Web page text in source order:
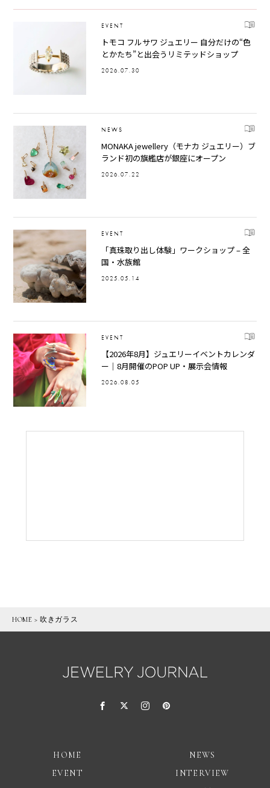
EVENT
トモコ フルサワ ジュエリー 自分だけの“色
とかたち”と出会うリミテッドショップ
2026.07.30
NEWS
MONAKA jewellery（モナカ ジュエリー）ブ
ランド初の旗艦店が銀座にオープン
2026.07.22
EVENT
「真珠取り出し体験」ワークショップ – 全
国・水族館
2025.05.14
EVENT
【2026年8月】ジュエリーイベントカレンダ
ー｜8月開催のPOP UP・展示会情報
2026.08.05
HOME > 吹きガラス
HOME
NEWS
EVENT
INTERVIEW